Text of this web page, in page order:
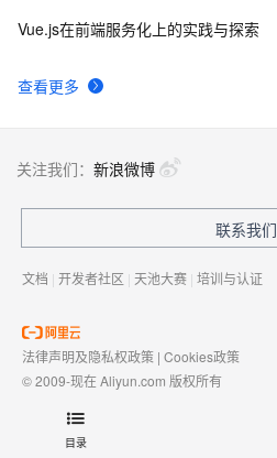
目录
查看更多
Vue.js在前端服务化上的实践与探索
关注我们： 新浪微博
联系我们
文档 | 开发者社区 | 天池大赛 | 培训与认证
法律声明及隐私权政策 | Cookies政策
© 2009-现在 Aliyun.com 版权所有
域名注册服务机构许可：